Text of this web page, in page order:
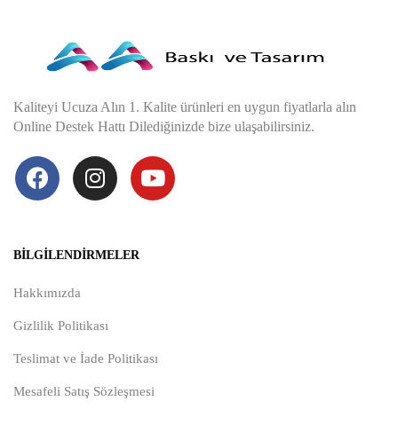
Kaliteyi Ucuza Alın 1. Kalite ürünleri en uygun fiyatlarla alın
Online Destek Hattı Dilediğinizde bize ulaşabilirsiniz.
BILGILENDIRMELER
Hakkımızda
Gizlilik Politikası
Teslimat ve İade Politikası
Mesafeli Satış Sözleşmesi